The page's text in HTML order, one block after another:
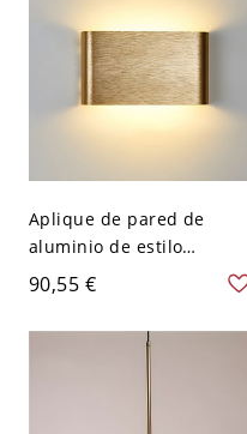
Aplique de pared de
aluminio de estilo
moderno con 2 luces LED
coloridas para escaleras -
110 A 120 V Dorado 16,51
90,55 €